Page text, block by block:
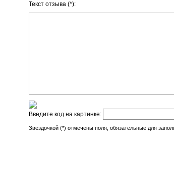
Текст отзыва (*):
Введите код на картинке:
Звездочкой (*) отмечены поля, обязательные для